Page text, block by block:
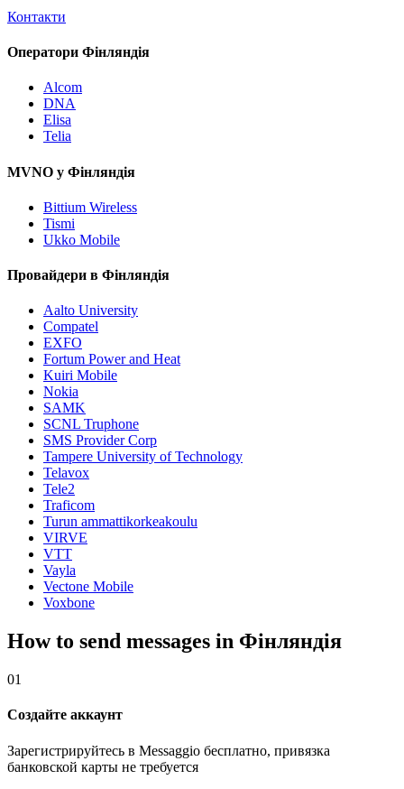
Контакти
Оператори Фінляндія
Alcom
DNA
Elisa
Telia
MVNO у Фінляндія
Bittium Wireless
Tismi
Ukko Mobile
Провайдери в Фінляндія
Aalto University
Compatel
EXFO
Fortum Power and Heat
Kuiri Mobile
Nokia
SAMK
SCNL Truphone
SMS Provider Corp
Tampere University of Technology
Telavox
Tele2
Traficom
Turun ammattikorkeakoulu
VIRVE
VTT
Vayla
Vectone Mobile
Voxbone
How to send messages in Фінляндія
01
Создайте аккаунт
Зарегистрируйтесь в Messaggio бесплатно, привязка
банковской карты не требуется